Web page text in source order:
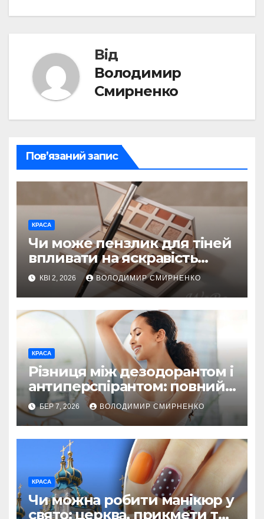
Від
Володимир
Смирненко
Пов’язаний запис
КРАСА
Чи може пензлик для тіней
впливати на яскравість
пігменту?
КВІ 2, 2026 ВОЛОДИМИР СМИРНЕНКО
КРАСА
Різниця між дезодорантом і
антиперспірантом: повний
розбір для свіжості щодня
БЕР 7, 2026 ВОЛОДИМИР СМИРНЕНКО
КРАСА
Чи можна робити манікюр у
свято: церква, прикмети та